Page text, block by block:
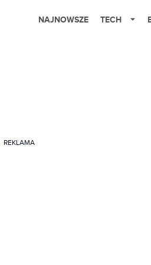
NAJNOWSZE TECH
REKLAMA